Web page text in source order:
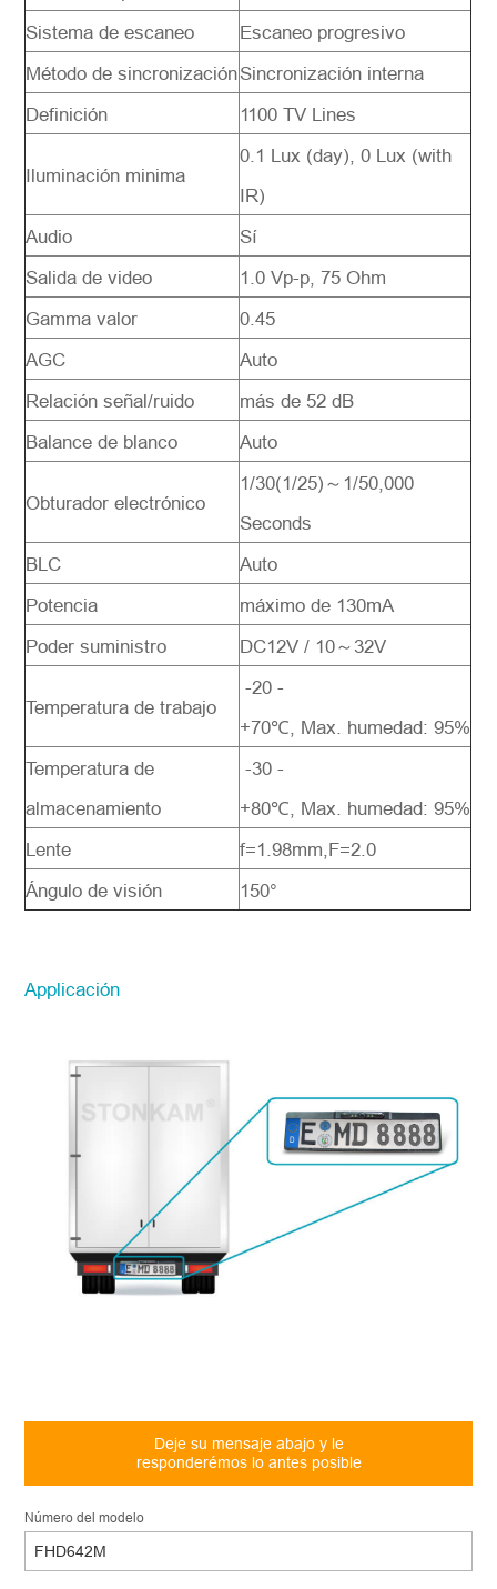
Sistema de escaneo
Escaneo progresivo
Método de sincronizaciónSincronización interna
Definición
1100 TV Lines
Iluminación minima
0.1 Lux (day), 0 Lux (with
IR)
Audio
Sí
Salida de video
1.0 Vp-p, 75 Ohm
Gamma valor
0.45
AGC
Auto
Relación señal/ruido
más de 52 dB
Balance de blanco
Auto
Obturador electrónico
1/30(1/25)～1/50,000
Seconds
BLC
Auto
Potencia
máximo de 130mA
Poder suministro
DC12V / 10～32V
Temperatura de trabajo
-20 -
+70℃, Max. humedad: 95%
Temperatura de
almacenamiento
-30 -
+80℃, Max. humedad: 95%
Lente
f=1.98mm,F=2.0
Ángulo de visión
150°
Applicación
Deje su mensaje abajo y le
responderémos lo antes posible
Número del modelo